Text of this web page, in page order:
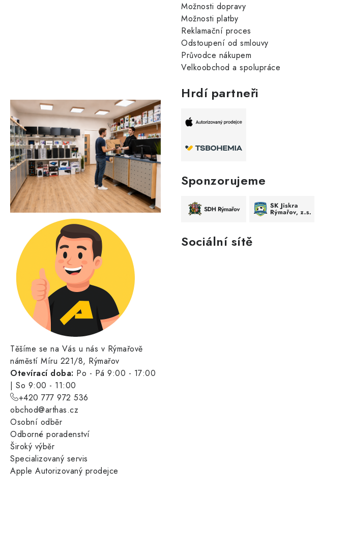
Těšíme se na Vás u nás v Rýmařově
náměstí Míru 221/8, Rýmařov
Otevírací doba: Po - Pá 9:00 - 17:00
| So 9:00 - 11:00
+420 777 972 536
obchod@arthas.cz
Osobní odběr
Odborné poradenství
Široký výběr
Specializovaný servis
Apple Autorizovaný prodejce
Možnosti dopravy
Možnosti platby
Reklamační proces
Odstoupení od smlouvy
Průvodce nákupem
Velkoobchod a spolupráce
Hrdí partneři
Sponzorujeme
Sociální sítě